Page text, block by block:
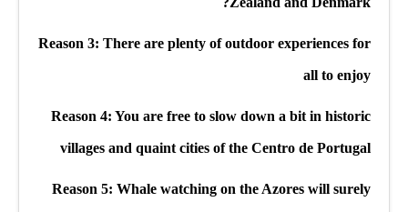
Reason 3: There are plenty of outdoor experiences for
all to enjoy
Reason 4: You are free to slow down a bit in historic
villages and quaint cities of the Centro de Portugal
Reason 5: Whale watching on the Azores will surely